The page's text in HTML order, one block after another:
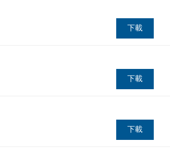
下載
下載
下載